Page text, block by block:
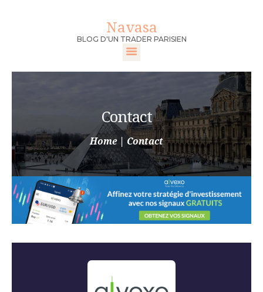
Navasa
BLOG D'UN TRADER PARISIEN
Contact
Home Contact
Navasa
BLOG D'UN TRADER PARISIEN
DEVENIR TRADER
FORMATION
TRADER
MEILLEURS
BROKERS
CONTACT